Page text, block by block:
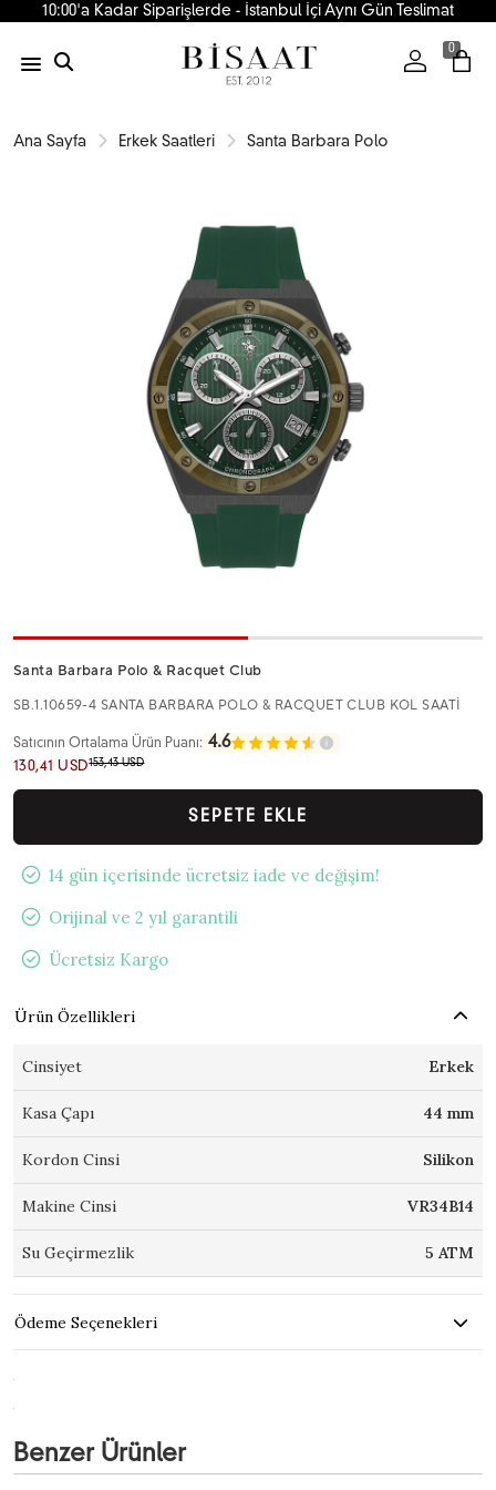
10:00'a Kadar Siparişlerde - İstanbul İçi Aynı Gün Teslimat
0
Ana Sayfa Erkek Saatleri Santa Barbara Polo
Santa Barbara Polo & Racquet Club
SB.1.10659-4 SANTA BARBARA POLO & RACQUET CLUB KOL SAATİ
Satıcının Ortalama Ürün Puanı: 4.6
130,41 USD153,43 USD
SEPETE EKLE
14 gün içerisinde ücretsiz iade ve değişim!
Orijinal ve 2 yıl garantili
Ücretsiz Kargo
Ürün Özellikleri
Cinsiyet Erkek
Kasa Çapı 44 mm
Kordon Cinsi Silikon
Makine Cinsi VR34B14
Su Geçirmezlik 5 ATM
Ödeme Seçenekleri
Benzer Ürünler